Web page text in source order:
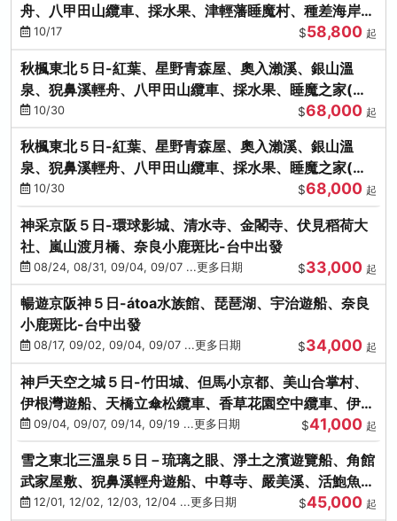
舟、八甲田山纜車、採水果、津輕藩睡魔村、種差海岸
(不進免稅店)
10/17 $58,800 起
秋楓東北５日-紅葉、星野青森屋、奧入瀨溪、銀山溫
泉、猊鼻溪輕舟、八甲田山纜車、採水果、睡魔之家(不
進免稅店)
10/30 $68,000 起
秋楓東北５日-紅葉、星野青森屋、奧入瀨溪、銀山溫
泉、猊鼻溪輕舟、八甲田山纜車、採水果、睡魔之家(不
進免稅店)
10/30 $68,000 起
神采京阪５日-環球影城、清水寺、金閣寺、伏見稻荷大
社、嵐山渡月橋、奈良小鹿斑比-台中出發
08/24, 08/31, 09/04, 09/07 ...更多日期 $33,000 起
暢遊京阪神５日-átoa水族館、琵琶湖、宇治遊船、奈良
小鹿斑比-台中出發
08/17, 09/02, 09/04, 09/07 ...更多日期 $34,000 起
神戶天空之城５日-竹田城、但馬小京都、美山合掌村、
伊根灣遊船、天橋立傘松纜車、香草花園空中纜車、伊勢
龍蝦-台中出發
09/04, 09/07, 09/14, 09/19 ...更多日期 $41,000 起
雪之東北三溫泉５日－琉璃之眼、淨土之濱遊覽船、角館
武家屋敷、猊鼻溪輕舟遊船、中尊寺、嚴美溪、活鮑魚
燒、烤牡蠣、握壽司體驗
12/01, 12/02, 12/03, 12/04 ...更多日期 $45,000 起